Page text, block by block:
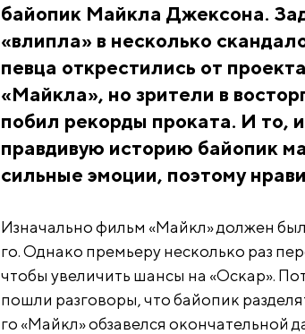
байопик Майкла Джексона.
«влипла» в несколько
певца открестились от
«Майкла», но зрители в
побил рекорды проката. И то,
правдивую историю байопик
сильные эмоции, поэтому
Изначально фильм «Майкл» должен
го. Однако премьеру несколько раз
чтобы увеличить шансы на «Оскар».
пошли разговоры, что байопик
го «Майкл» обзавелся окончательной